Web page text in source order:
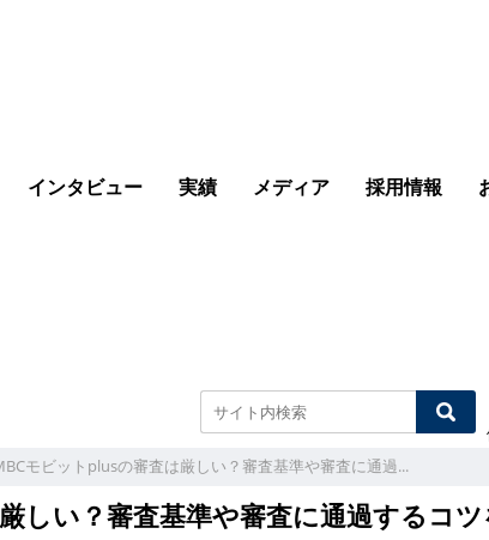
インタビュー 実績 メディア 採用情報
フィンクル
モビットplusの審査は厳しい？審査基準や審査に通過...
しい？審査基準や審査に通過するコ